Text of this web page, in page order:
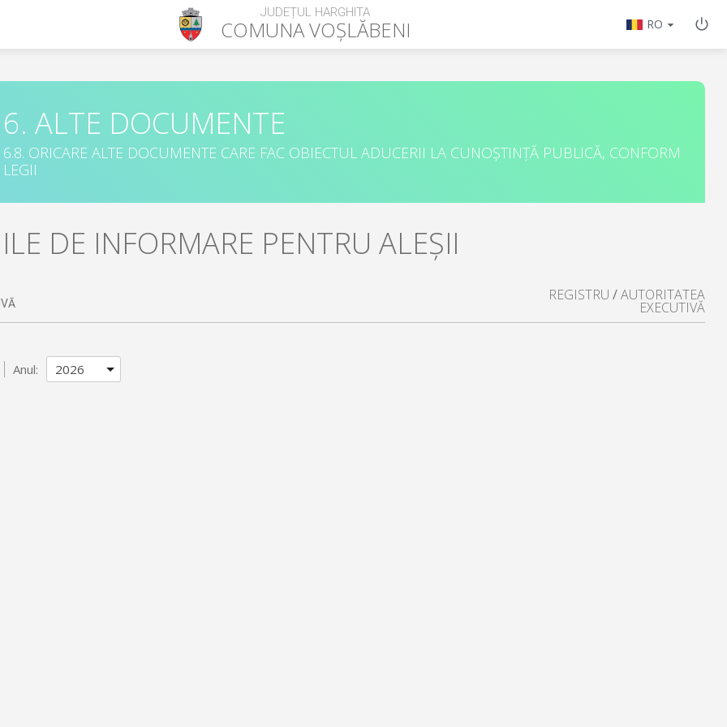
JUDEȚUL HARGHITA
COMUNAVOȘLĂBENI RO
6. ALTE DOCUMENTE
6.8. ORICARE ALTE DOCUMENTE CARE FAC OBIECTUL ADUCERII LA CUNOȘTINȚĂ PUBLICĂ, CONFORM
LEGII
DE INFORMARE PENTRU ALEȘII
REGISTRU /AUTORITATEA
EXECUTIVĂ
Anul: